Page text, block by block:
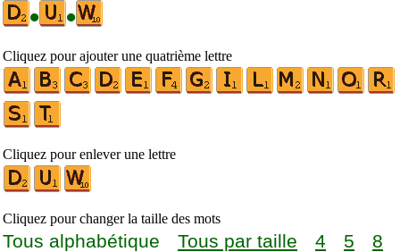
•
•
Cliquez pour ajouter une quatrième lettre
Cliquez pour enlever une lettre
Cliquez pour changer la taille des mots
Tous alphabétique Tous par taille 4 5
8